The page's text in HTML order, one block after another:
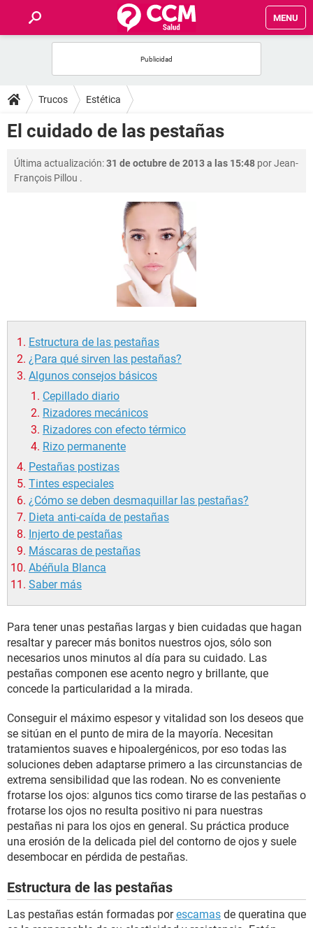
MENU
FOROS
SALUD
FAMILIA
Trucos Estética
El cuidado de las pestañas
Última actualización:31 de octubre de 2013 a las 15:48 porJean-
François Pillou .
Estructura de las pestañas
¿Para qué sirven las pestañas?
Algunos consejos básicos
Cepillado diario
Rizadores mecánicos
Rizadores con efecto térmico
Rizo permanente
Pestañas postizas
Tintes especiales
¿Cómo se deben desmaquillar las pestañas?
Dieta anti-caída de pestañas
Injerto de pestañas
Máscaras de pestañas
Abéñula Blanca
Saber más
Para tener unas pestañas largas y bien cuidadas que hagan
resaltar y parecer más bonitos nuestros ojos, sólo son
necesarios unos minutos al día para su cuidado. Las
pestañas componen ese acento negro y brillante, que
concede la particularidad a la mirada.
Conseguir el máximo espesor y vitalidad son los deseos que
se sitúan en el punto de mira de la mayoría. Necesitan
tratamientos suaves e hipoalergénicos, por eso todas las
soluciones deben adaptarse primero a las circunstancias de
extrema sensibilidad que las rodean. No es conveniente
frotarse los ojos: algunos tics como tirarse de las pestañas o
frotarse los ojos no resulta positivo ni para nuestras
pestañas ni para los ojos en general. Su práctica produce
una erosión de la delicada piel del contorno de ojos y suele
desembocar en pérdida de pestañas.
Estructura de las pestañas
Las pestañas están formadas porescamas de queratina que